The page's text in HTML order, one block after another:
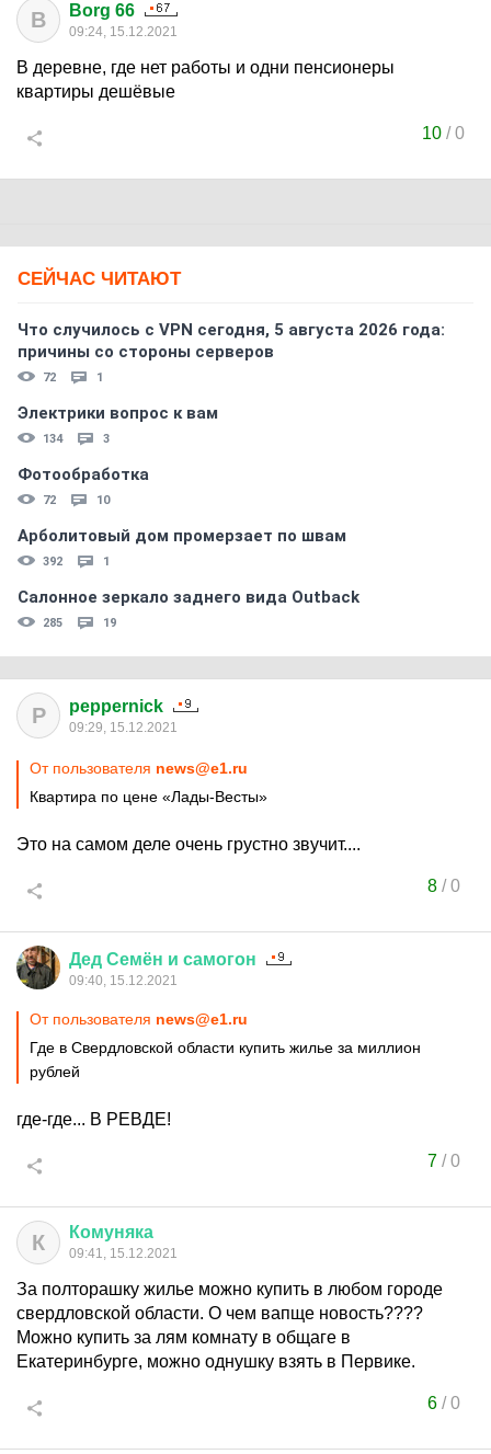
B Borg 66
09:24, 15.12.2021
В деревне, где нет работы и одни пенсионеры
квартиры дешёвые
10 /0
СЕЙЧАС ЧИТАЮТ
Что случилось с VPN сегодня, 5 августа 2026 года:
причины со стороны серверов
72 1
Электрики вопрос к вам
134 3
Фотообработка
72 10
Арболитовый дом промерзает по швам
392 1
Салонное зеркало заднего вида Outback
285 19
P peppernick
09:29, 15.12.2021
От пользователя news@e1.ru
Квартира по цене «Лады-Весты»
Это на самом деле очень грустно звучит....
8/0
Дед Семён и самогон
09:40, 15.12.2021
От пользователя news@e1.ru
Где в Свердловской области купить жилье за миллион
рублей
где-где... В РЕВДЕ!
7/0
К Комуняка
09:41, 15.12.2021
За полторашку жилье можно купить в любом городе
свердловской области. О чем вапще новость????
Можно купить за лям комнату в общаге в
Екатеринбурге, можно однушку взять в Первике.
6/0